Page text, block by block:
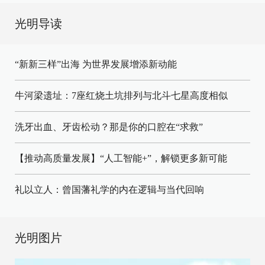
光明导读
“新新三样”出海 为世界发展增添新动能
牛河梁遗址：7座红烧土坑排列与北斗七星高度相似
洗牙出血、牙齿松动？那是你的口腔在“求救”
【推动高质量发展】“人工智能+”，解锁更多新可能
礼以立人：曾国藩礼学的内在逻辑与当代回响
光明图片